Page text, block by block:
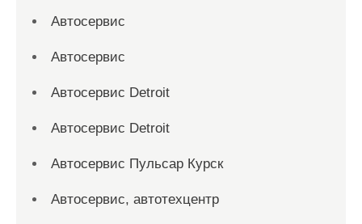
Автосервис
Автосервис
Автосервис Detroit
Автосервис Detroit
Автосервис Пульсар Курск
Автосервис, автотехцентр